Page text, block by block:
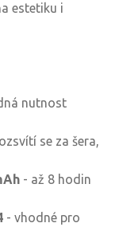
estetiku i
nutnost
se za šera,
- až 8 hodin
- vhodné pro